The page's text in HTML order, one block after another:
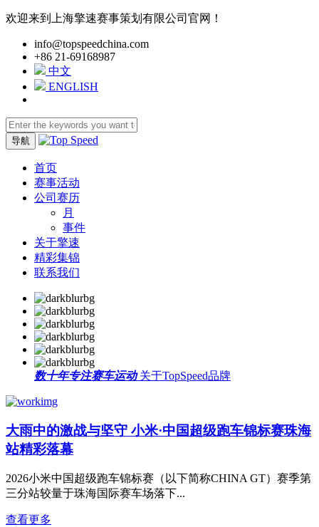
欢迎来到上海擎速赛事策划有限公司官网！
info@topspeedchina.com
+86 21-69168987
中文
ENGLISH
导航
首页
赛事活动
公司赛历
月
事件
关于擎速
精彩集锦
联系我们
数十年专注赛车运动 关于TopSpeed品牌
大雨中的激战与坚守 小米·中国超级跑车锦标赛珠海
站精彩落幕
2026小米中国超级跑车锦标赛（以下简称CHINA GT）赛季第
三分站较量于珠海国际赛车场落下...
查看更多